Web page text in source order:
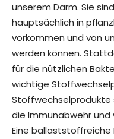
unserem Darm. Sie
hauptsächlich in
vorkommen und von
werden können.
für die nützlichen
wichtige
Stoffwechselprodukte
die Immunabwehr
Eine ballaststoffreiche